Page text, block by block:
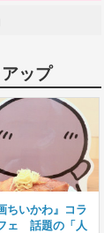
ップ
ちいかわ』コラ
ェ 話題の「人